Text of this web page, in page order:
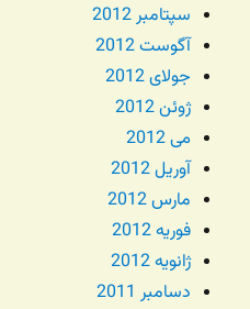
سپتامبر 2012
آگوست 2012
جولای 2012
ژوئن 2012
می 2012
آوریل 2012
مارس 2012
فوریه 2012
ژانویه 2012
دسامبر 2011